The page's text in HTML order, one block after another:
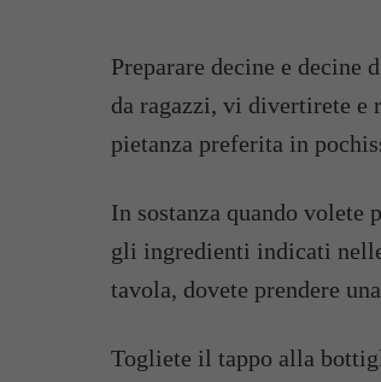
Preparare decine e
da ragazzi, vi divertirete e
pietanza preferita in
In sostanza quando volete
gli ingredienti indicati
tavola, dovete prendere
Togliete il tappo alla